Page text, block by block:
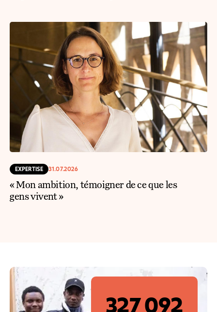
EXPERTISE 31.07.2026
« Mon ambition, témoigner de ce que les
gens vivent »
327 092